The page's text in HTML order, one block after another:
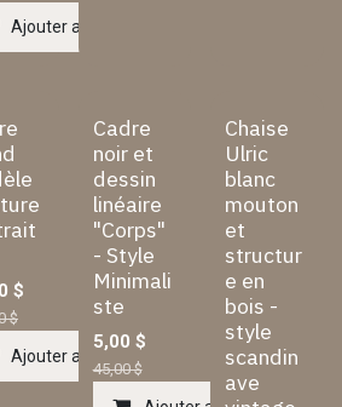
Ajouter au panier
$
$
Ajouter au panier
Cadre
noir et
dessin
linéaire
"Corps"
- Style
Minimali
ste
5,00 $
45,00$
Chaise
Ulric
blanc
mouton
et
structur
e en
bois -
style
scandin
ave